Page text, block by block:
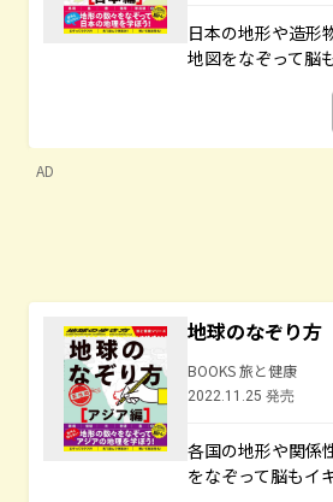
日本の地形や造形
地図をなぞって脳
AD
地球のなぞり
BOOKS 旅と健康
2022.11.25 発売
各国の地形や関係
をなぞって脳もイ